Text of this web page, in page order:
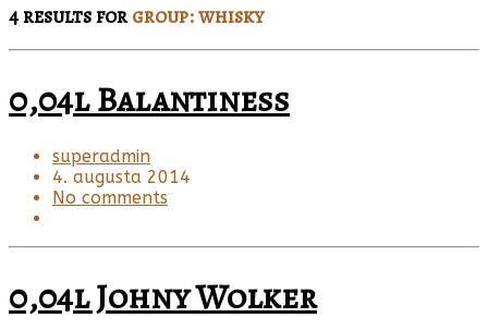
4 results for group: whisky
0,04l Balantiness
superadmin
4. augusta 2014
No comments
0,04l Johny Wolker